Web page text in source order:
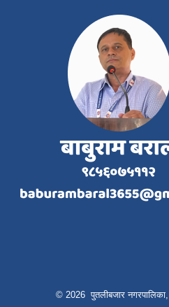
© 2026 पुतलीबजार नगरपालिका,